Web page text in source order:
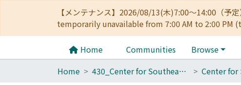
【メンテナンス】2026/08/13(木)7:00～14:00（
temporarily unavailable from 7:00 AM to 2:00 PM
Home Communities Browse
Home
430_Center for Southeast Asian Studies